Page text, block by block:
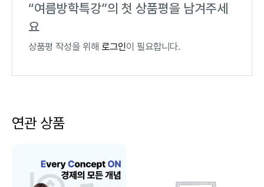
“여름방학특강”의 첫 상품평을 남겨주세
요
상품평 작성을 위해 로그인이 필요합니다.
연관 상품